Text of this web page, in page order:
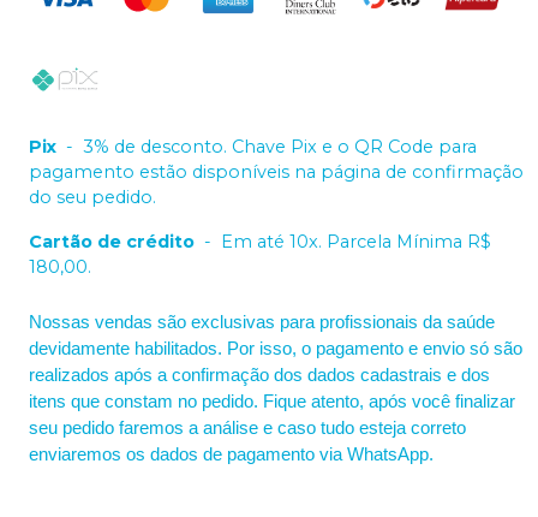
Pix - 3% de desconto. Chave Pix e o QR Code para
pagamento estão disponíveis na página de confirmação
do seu pedido.
Cartão de crédito - Em até 10x. Parcela Mínima R$
180,00.
Nossas vendas são exclusivas para profissionais da saúde
devidamente habilitados. Por isso, o pagamento e envio só são
realizados após a confirmação dos dados cadastrais e dos
itens que constam no pedido. Fique atento, após você finalizar
seu pedido faremos a análise e caso tudo esteja correto
enviaremos os dados de pagamento via WhatsApp.